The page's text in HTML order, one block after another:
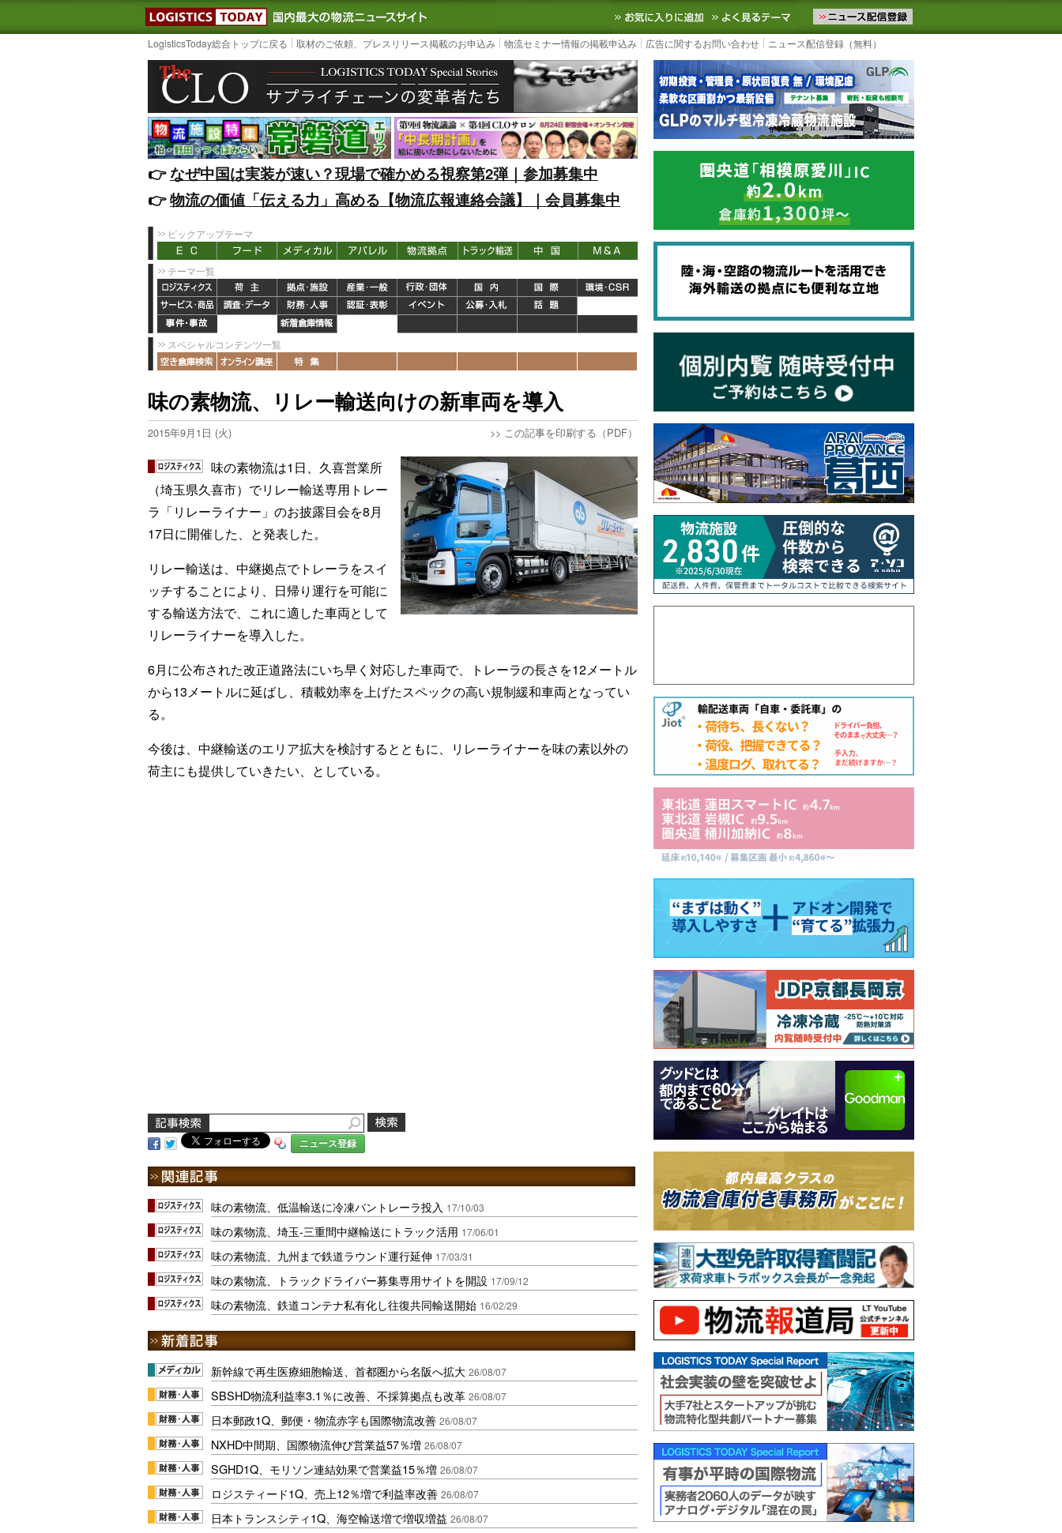
LOGISTICS TODAY｜国内最大の物流ニュースサイト3PL, SCMなど国内外の最新の物流ニュースをお届けします。物流ニュースメール配信を登録す
お気に入りに追加 よく見るテーマ
LogisticsToday総合トップに戻る 取材のご依頼、プレスリリース掲載のお申込み 物流セミナー情報の掲載申込み 広告に関するお問い合わせ ニュース配信登録（無料）
👉️なぜ中国は実装が速い？現場で確かめる視察第2弾｜参加募集中
👉️物流の価値「伝える力」高める【物流広報連絡会議】｜会員募集中
ピックアップテーマ
テーマ一覧
スペシャルコンテンツ一覧
味の素物流、リレー輸送向けの新車両を導入
2015年9月1日 (火) >> この記事を印刷する（PDF）
味の素物流は1日、久喜営業所
（埼玉県久喜市）でリレー輸送専用トレー
ラ「リレーライナー」のお披露目会を8月
17日に開催した、と発表した。
リレー輸送は、中継拠点でトレーラをスイ
ッチすることにより、日帰り運行を可能に
する輸送方法で、これに適した車両として
リレーライナーを導入した。
6月に公布された改正道路法にいち早く対応した車両で、トレーラの長さを12メートル
から13メートルに延ばし、積載効率を上げたスペックの高い規制緩和車両となってい
る。
今後は、中継輸送のエリア拡大を検討するとともに、リレーライナーを味の素以外の
荷主にも提供していきたい、としている。
ニュース登録
味の素物流、低温輸送に冷凍バントレーラ投入 17/10/03
味の素物流、埼玉-三重間中継輸送にトラック活用 17/06/01
味の素物流、九州まで鉄道ラウンド運行延伸 17/03/31
味の素物流、トラックドライバー募集専用サイトを開設 17/09/12
味の素物流、鉄道コンテナ私有化し往復共同輸送開始 16/02/29
新幹線で再生医療細胞輸送、首都圏から名阪へ拡大 26/08/07
SBSHD物流利益率3.1％に改善、不採算拠点も改革 26/08/07
日本郵政1Q、郵便・物流赤字も国際物流改善 26/08/07
NXHD中間期、国際物流伸び営業益57％増 26/08/07
SGHD1Q、モリソン連結効果で営業益15％増 26/08/07
ロジスティード1Q、売上12％増で利益率改善 26/08/07
日本トランスシティ1Q、海空輸送増で増収増益 26/08/07